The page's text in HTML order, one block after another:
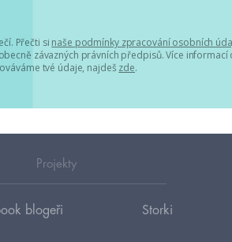
Přečti si naše podmínky zpracování osobních
závazných právních předpisů. Více informací
tvé údaje, najdeš zde.
Projekty
blogeři Storki